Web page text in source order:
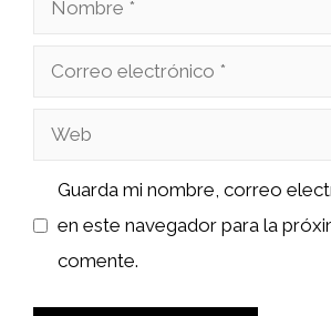
Correo
Web
Guarda mi nombre, correo
en este navegador para la
comente.